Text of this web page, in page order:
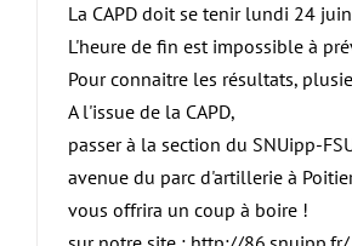
La CAPD doit se tenir lundi 24
L'heure de fin est impossible à
Pour connaitre les résultats,
A l'issue de la CAPD,
passer à la section du SNUipp-
avenue du parc d'artillerie à
vous offrira un coup à boire !